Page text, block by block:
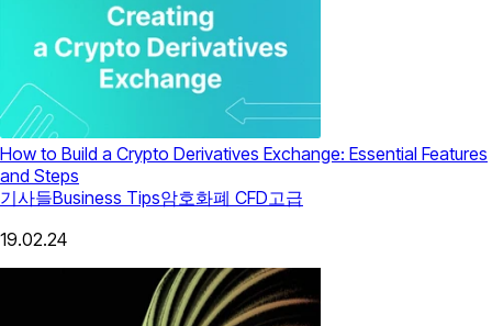
How to Build a Crypto Derivatives Exchange: Essential Features
and Steps
기사들Business Tips암호화폐 CFD고급
19.02.24